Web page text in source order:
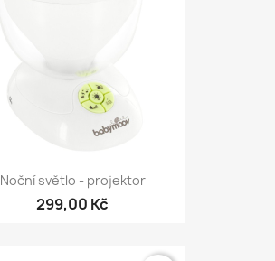
Noční světlo - projektor
299,00 Kč